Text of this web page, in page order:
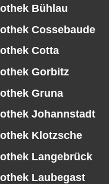
Bühlau
Cossebaude
Cotta
Gorbitz
Gruna
Johannstadt
Klotzsche
Langebrück
Laubegast